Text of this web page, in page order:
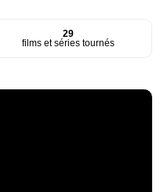
29
films et séries tournés